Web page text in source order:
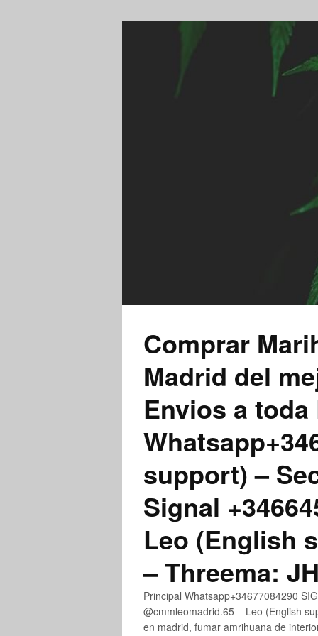
Comprar
Madrid del
Envios a
support) –
Signal
Leo (English
– Threema:
Principal Whatsapp+34677084290
@cmmleomadrid.65 – Leo (English
en madrid, fumar amrihuana de